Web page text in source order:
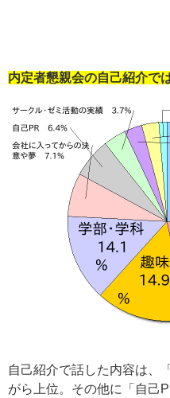
内定者懇親会の自己紹介で
自己紹介で話した内容は、
がら上位。その他に「自己